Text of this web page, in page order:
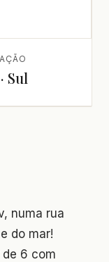
Sul
numa rua
do mar!
de 6 com